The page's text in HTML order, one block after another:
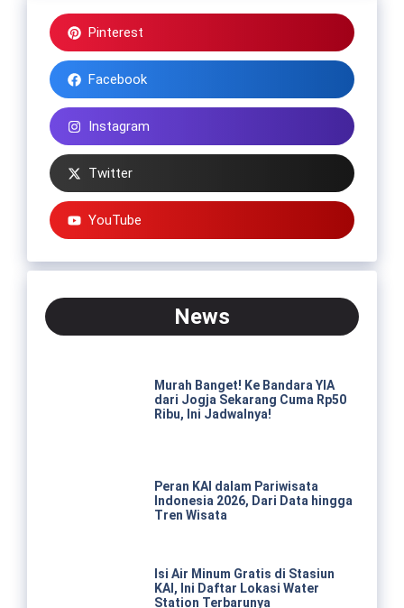
Pinterest
Facebook
Instagram
Twitter
YouTube
News
Murah Banget! Ke Bandara YIA
dari Jogja Sekarang Cuma Rp50
Ribu, Ini Jadwalnya!
Peran KAI dalam Pariwisata
Indonesia 2026, Dari Data hingga
Tren Wisata
Isi Air Minum Gratis di Stasiun
KAI, Ini Daftar Lokasi Water
Station Terbarunya